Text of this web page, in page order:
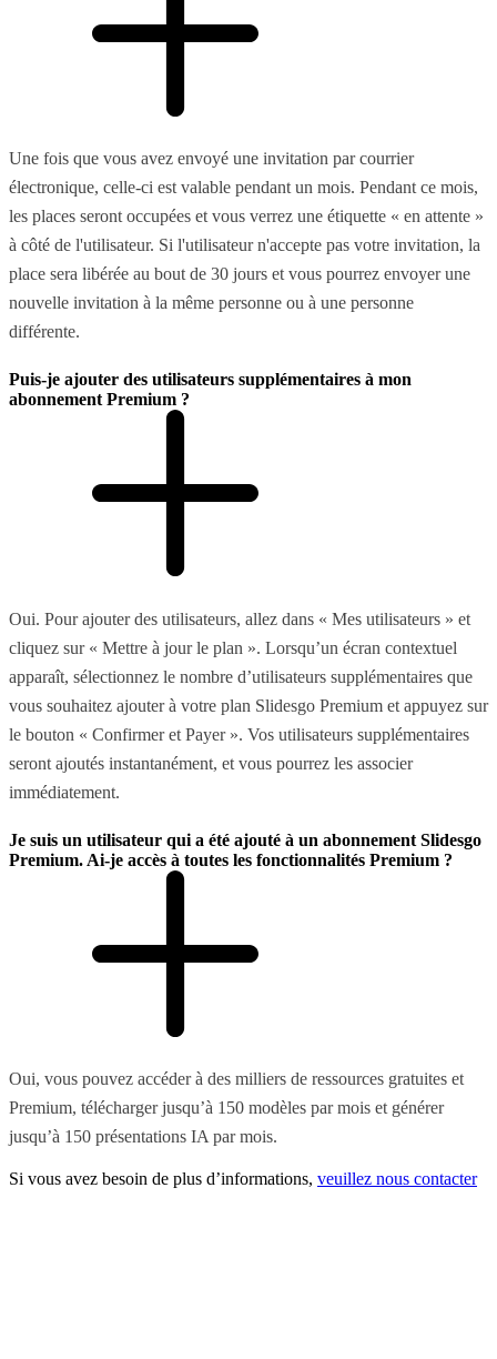
Une fois que vous avez envoyé une invitation par courrier
électronique, celle-ci est valable pendant un mois. Pendant ce mois,
les places seront occupées et vous verrez une étiquette « en attente »
à côté de l'utilisateur. Si l'utilisateur n'accepte pas votre invitation, la
place sera libérée au bout de 30 jours et vous pourrez envoyer une
nouvelle invitation à la même personne ou à une personne
différente.
Puis-je ajouter des utilisateurs supplémentaires à mon
abonnement Premium ?
Oui. Pour ajouter des utilisateurs, allez dans « Mes utilisateurs » et
cliquez sur « Mettre à jour le plan ». Lorsqu’un écran contextuel
apparaît, sélectionnez le nombre d’utilisateurs supplémentaires que
vous souhaitez ajouter à votre plan Slidesgo Premium et appuyez sur
le bouton « Confirmer et Payer ». Vos utilisateurs supplémentaires
seront ajoutés instantanément, et vous pourrez les associer
immédiatement.
Je suis un utilisateur qui a été ajouté à un abonnement Slidesgo
Premium. Ai-je accès à toutes les fonctionnalités Premium ?
Oui, vous pouvez accéder à des milliers de ressources gratuites et
Premium, télécharger jusqu’à 150 modèles par mois et générer
jusqu’à 150 présentations IA par mois.
Si vous avez besoin de plus d’informations, veuillez nous contacter